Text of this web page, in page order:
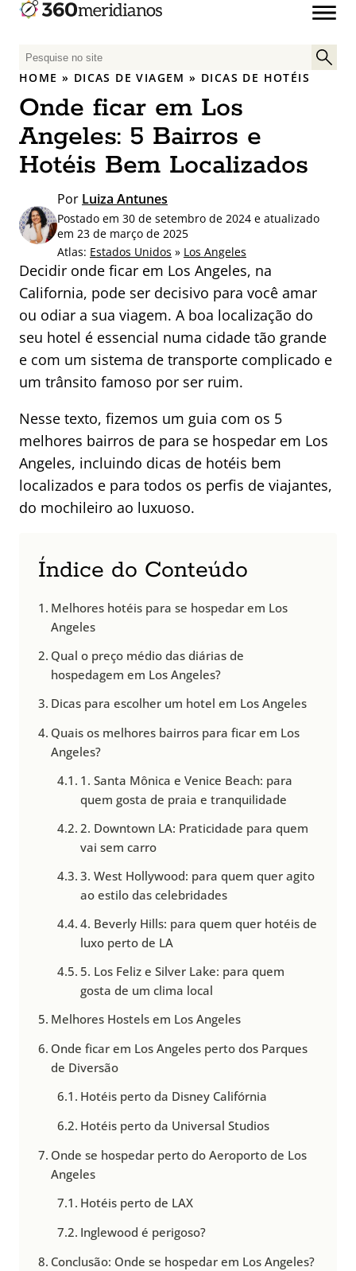
P
e
q
u
i
s
p
o
r
:
HOME » DICAS DE VIAGEM » DICAS DE HOTÉIS
Onde ficar em Los
Angeles: 5 Bairros e
Hotéis Bem Localizados
Por Luiza Antunes
Postado em 30 de setembro de 2024 e atualizado
em 23 de março de 2025
Atlas: Estados Unidos » Los Angeles
Decidir onde ficar em Los Angeles, na
California, pode ser decisivo para você amar
ou odiar a sua viagem. A boa localização do
seu hotel é essencial numa cidade tão grande
e com um sistema de transporte complicado e
um trânsito famoso por ser ruim.
Nesse texto, fizemos um guia com os 5
melhores bairros de para se hospedar em Los
Angeles, incluindo dicas de hotéis bem
localizados e para todos os perfis de viajantes,
do mochileiro ao luxuoso.
Índice do Conteúdo
Melhores hotéis para se hospedar em Los
Angeles
Qual o preço médio das diárias de
hospedagem em Los Angeles?
Dicas para escolher um hotel em Los Angeles
Quais os melhores bairros para ficar em Los
Angeles?
1. Santa Mônica e Venice Beach: para
quem gosta de praia e tranquilidade
2. Downtown LA: Praticidade para quem
vai sem carro
3. West Hollywood: para quem quer agito
ao estilo das celebridades
4. Beverly Hills: para quem quer hotéis de
luxo perto de LA
5. Los Feliz e Silver Lake: para quem
gosta de um clima local
Melhores Hostels em Los Angeles
Onde ficar em Los Angeles perto dos Parques
de Diversão
Hotéis perto da Disney Califórnia
Hotéis perto da Universal Studios
Onde se hospedar perto do Aeroporto de Los
Angeles
Hotéis perto de LAX
Inglewood é perigoso?
Conclusão: Onde se hospedar em Los Angeles?